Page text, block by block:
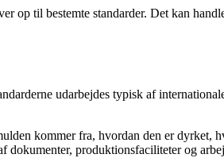
op til bestemte standarder. Det kan
udarbejdes typisk af
kommer fra, hvordan den er dyrket,
dokumenter, produktionsfaciliteter og